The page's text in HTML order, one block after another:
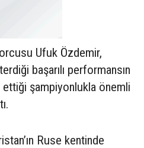
Ufuk Özdemir,
başarılı performansın
ettiği şampiyonlukla önemli
Ruse kentinde